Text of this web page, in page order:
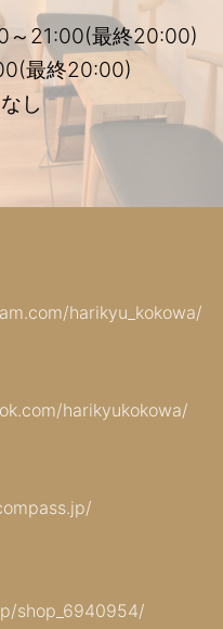
～21:00(最終20:00)
最終20:00)
なし
harikyu_kokowa/
harikyukokowa/
shop_6940954/